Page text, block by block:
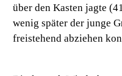
über den Kasten jagte
wenig später der junge
freistehend abziehen